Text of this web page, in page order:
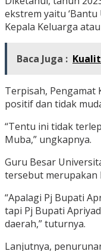
ekstrem yaitu
Kepala Keluarga
Baca Juga :
Terpisah, Pengamat
positif dan tidak
“Tentu ini tidak
Muba,” ungkapnya.
Guru Besar
tersebut merupakan
“Apalagi Pj Bupati
tapi Pj Bupati
daerah,” tuturnya.
Lanjutnya,